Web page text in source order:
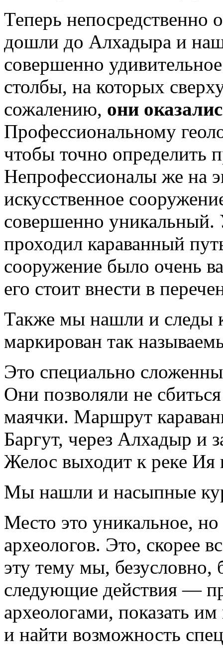
Теперь непосредственно
дошли до Алхадыра и
совершенно
столбы, на которых
сожалению, они
Профессиональному
чтобы точно определить
Непрофессионалы же на
искусственное
совершенно уникальный.
проходил караванный
сооружение было очень
его стоит внести в
Также мы нашли и следы
маркирован так
Это специально
Они позволяли не
маячки. Маршрут
Баргут, через Алхадыр и
Желос выходит к реке
Мы нашли и насыпные
Место это уникальное,
археологов. Это, скорее
эту тему мы,
следующие действия —
археологами, показать
и найти возможность